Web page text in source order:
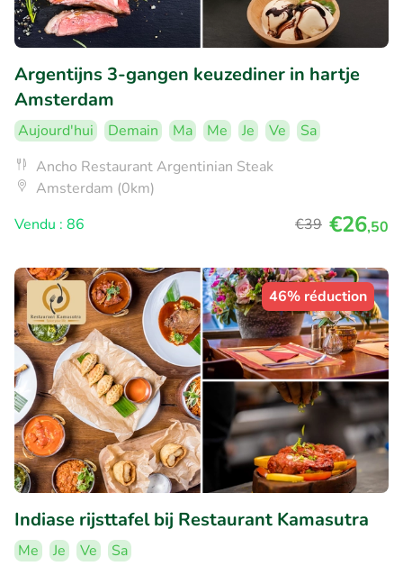
Argentijns 3-gangen keuzediner in hartje
Amsterdam
Aujourd'hui Demain Ma Me Je Ve
Sa
Ancho Restaurant Argentinian Steak
Amsterdam (0km)
Vendu : 86
€39 €26,50
46% réduction
Indiase rijsttafel bij Restaurant Kamasutra
Me Je Ve
Sa